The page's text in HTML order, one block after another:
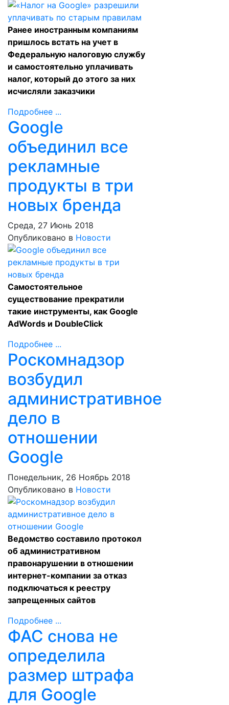
Ранее иностранным компаниям
пришлось встать на учет в
Федеральную налоговую службу
и самостоятельно уплачивать
налог, который до этого за них
исчисляли заказчики
Подробнее ...
Google
объединил все
рекламные
продукты в три
новых бренда
Среда, 27 Июнь 2018
Опубликовано в Новости
Самостоятельное
существование прекратили
такие инструменты, как Google
AdWords и DoubleClick
Подробнее ...
Роскомнадзор
возбудил
административное
дело в
отношении
Google
Понедельник, 26 Ноябрь 2018
Опубликовано в Новости
Ведомство составило протокол
об административном
правонарушении в отношении
интернет-компании за отказ
подключаться к реестру
запрещенных сайтов
Подробнее ...
ФАС снова не
определила
размер штрафа
для Google